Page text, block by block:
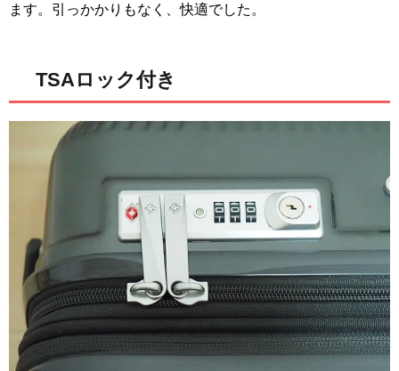
ます。引っかかりもなく、快適でした。
TSAロック付き